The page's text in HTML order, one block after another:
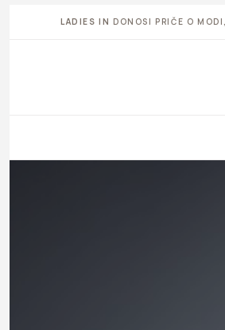
LADIES IN DONOSI PRIČE O